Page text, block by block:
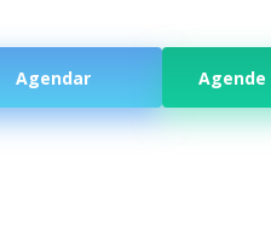
Agendar Agende